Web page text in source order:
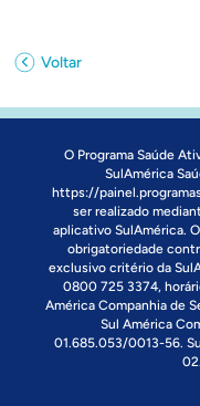
Voltar
O Programa Saúde
SulAmérica
https://
ser realizado
aplicativo SulAmérica.
obrigatoriedade
exclusivo critério da
0800 725 3374,
América Companhia de
Sul América
01.685.053/0013-56.